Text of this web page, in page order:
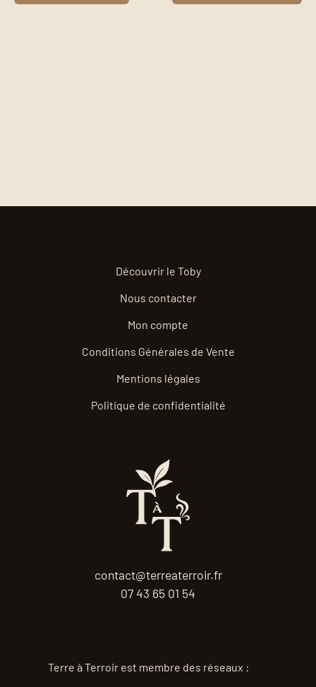
Découvrir le Toby
Nous contacter
Mon compte
Conditions Générales de Vente
Mentions légales
Politique de confidentialité
contact@terreaterroir.fr
07 43 65 01 54
Terre à Terroir est membre des réseaux :